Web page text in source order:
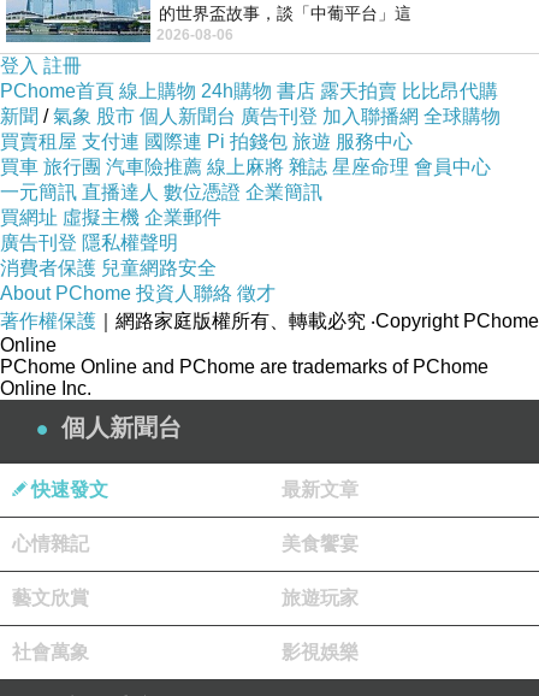
撞色不規則棉質假兩件洋裝(優雅黑)-Kilei綺麗
假兩件版型創造層次風
格
不規則下擺視覺更加顯
瘦~
的世界盃故事，談「中葡平台」這
2026-08-06
登入 註冊
PChome首頁 線上購物 24h購物 書店 露天拍賣 比比昂代購
新聞 /氣象 股市 個人新聞台 廣告刊登 加入聯播網 全球購物
買賣租屋 支付連 國際連 Pi 拍錢包 旅遊 服務中心
買車 旅行團 汽車險推薦 線上麻將 雜誌 星座命理 會員中心
一元簡訊 直播達人 數位憑證 企業簡訊
買網址 虛擬主機 企業郵件
廣告刊登 隱私權聲明
消費者保護 兒童網路安全
About PChome 投資人聯絡 徵才
著作權保護 ｜網路家庭版權所有、轉載必究 ‧Copyright PChome
Online
PChome Online and PChome are trademarks of PChome
Online Inc.
個人新聞台
快速發文 最新文章
心情雜記 美食饗宴
藝文欣賞 旅遊玩家
社會萬象 影視娛樂